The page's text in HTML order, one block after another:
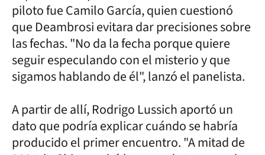
piloto fue Camilo García, quien cuestionó
que Deambrosi evitara dar precisiones sobre
las fechas. "No da la fecha porque quiere
seguir especulando con el misterio y que
sigamos hablando de él", lanzó el panelista.
A partir de allí, Rodrigo Lussich aportó un
dato que podría explicar cuándo se habría
producido el primer encuentro. "A mitad de